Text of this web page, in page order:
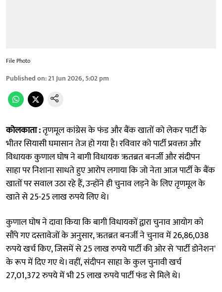
File Photo
Published on:21 Jun 2026, 5:02 pm
कोलकाता :तृणमूल कांग्रेस के फंड और बैंक खातों को लेकर पार्टी के
भीतर सियासी घमासान तेज हो गया है। रविवार को पार्टी प्रवक्ता और
विधायक कुणाल घोष ने बागी विधायक ऋतब्रत बनर्जी और संदीपन
साहा पर निशाना साधते हुए आरोप लगाया कि जो नेता आज पार्टी के बैंक
खातों पर सवाल उठा रहे हैं, उन्होंने ही चुनाव लड़ने के लिए तृणमूल के
खाते से 25-25 लाख रुपये लिए थे।
कुणाल घोष ने दावा किया कि बागी विधायकों द्वारा चुनाव आयोग को
सौंपे गए दस्तावेजों के अनुसार, ऋतब्रत बनर्जी ने चुनाव में 26,86,038
रुपये खर्च किए, जिसमें से 25 लाख रुपये पार्टी की ओर से 'पार्टी डोनेशन'
के रूप में दिए गए थे। वहीं, संदीपन साहा के कुल चुनावी खर्च
27,01,372 रुपये में भी 25 लाख रुपये पार्टी फंड से मिले थे।